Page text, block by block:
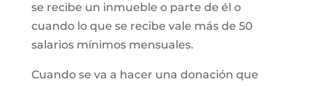
se recibe un inmueble o parte de él o
cuando lo que se recibe vale más de 50
salarios mínimos mensuales.
Cuando se va a hacer una donación que